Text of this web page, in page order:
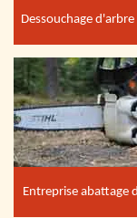
Dessouchage
Entreprise abattage